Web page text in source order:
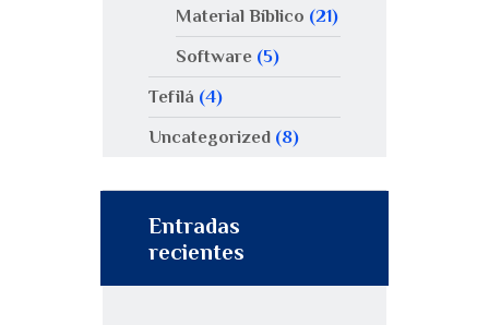
Material Bíblico (21)
Software(5)
Tefilá (4)
Uncategorized (8)
Entradas
recientes